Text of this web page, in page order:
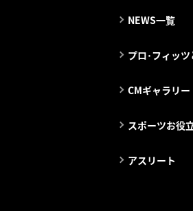
NEWS一覧
プロ･フィッ
CMギャラリー
スポーツお役
アスリート